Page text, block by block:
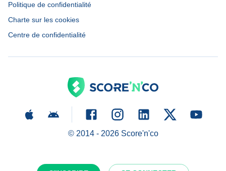
Politique de confidentialité
Charte sur les cookies
Centre de confidentialité
© 2014 - 2026Score'n'co